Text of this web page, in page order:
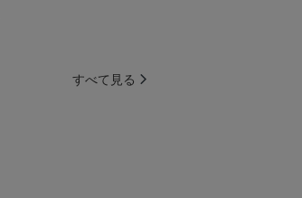
すべて見る